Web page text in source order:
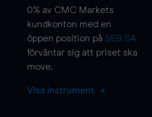
0% av CMC Markets
kundkonton med en
öppen position på SEB SA
förväntar sig att priset ska
move.
Visa instrument